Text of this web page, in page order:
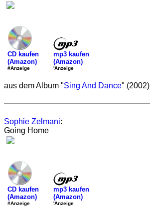
CD kaufen
(Amazon)
#Anzeige
mp3 kaufen
(Amazon)
'Anzeige
aus dem Album "Sing And Dance" (2002)
Sophie Zelmani:
Going Home
CD kaufen
(Amazon)
#Anzeige
mp3 kaufen
(Amazon)
'Anzeige